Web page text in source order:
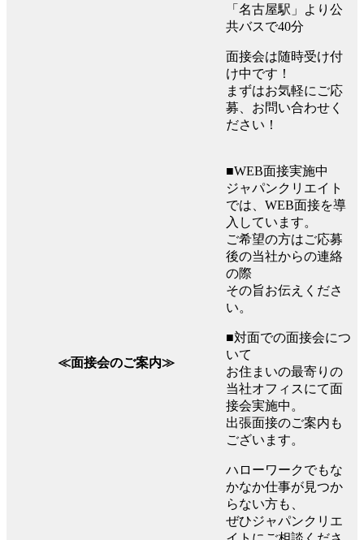
「名古屋駅」より公
共バスで40分
面接会は随時受け付
け中です！
まずはお気軽にご応
募、お問い合わせく
ださい！
≪面接会のご案内≫
■WEB面接実施中
ジャパンクリエイト
では、WEB面接を導
入しています。
ご希望の方はご応募
後の当社からの連絡
の際
その旨お伝えくださ
い。
■対面での面接会につ
いて
お住まいの最寄りの
当社オフィスにて面
接会実施中。
出張面接のご案内も
ございます。
ハローワークでもな
かなか仕事が見つか
らない方も、
ぜひジャパンクリエ